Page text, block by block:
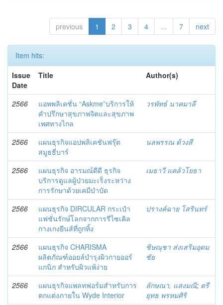
previous 1 2 3 4 ... 7 next
Item hits:
Issue
Date
Title Author(s)
2566
แอพพลิเคชั่น “Askme”บริการให้
คำปรึกษาสุขภาพจิตและสุขภาพ
เพศทางไกล
วรพัทธ์ นาคมาลี
2566
แผนธุรกิจแอปพลิเคชันฟรุ๊ต
สมูธธี่บาร์
นลพรรณ ด้วงสี
2566
แผนธุรกิจ อารมณ์ดีดี ธุรกิจ
บริการดูแลผู้ป่วยมะเร็งระหว่าง
การรักษาด้วยเคมีบำบัด
เมธาวี แคล้วโยธา
2566
แผนธุรกิจ DIRCULAR กระเป๋า
แฟชั่นรักษ์โลกจากการรีไซเคิล
กางเกงยีนส์ที่ถูกทิ้ง
ปรางค์ฉาย โสรินทร์
2566
แผนธุรกิจ CHARISMA
ผลิตภัณฑ์ออยล์บำรุงผิวกายออร์
แกนิก สำหรับผิวแพ้ง่าย
ชิษณุชา ส่งเสริมอุดม
ชัย
2566
แผนธุรกิจแพลทฟอร์มสำหรับการ
ตกแต่งภายใน Wyde Interior
ลักษณา, แสงมณี; ตรี
ยุทธ พรหมศิริ